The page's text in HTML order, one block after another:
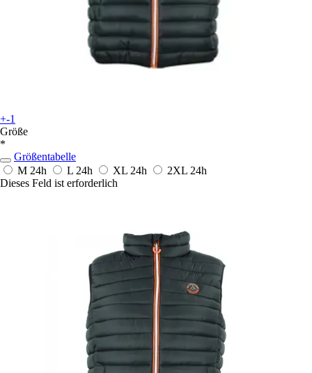
+-1
Größe
*
Größentabelle
M 24h L 24h XL 24h 2XL 24h
Dieses Feld ist erforderlich